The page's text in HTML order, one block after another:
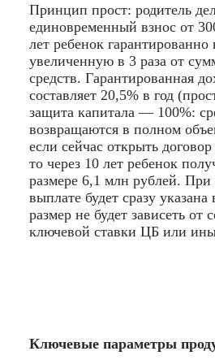
Принцип прост: родитель
единовременный взнос от
лет ребенок гарантированно
увеличенную в 3 раза от
средств. Гарантированная
составляет 20,5% в год
защита капитала — 100%:
возвращаются в полном
если сейчас открыть
то через 10 лет ребенок
размере 6,1 млн рублей.
выплате будет сразу указана
размер не будет зависеть от
ключевой ставки ЦБ или
Ключевые параметры